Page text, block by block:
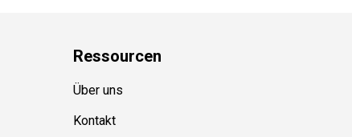
Ressourcen
Über uns
Kontakt